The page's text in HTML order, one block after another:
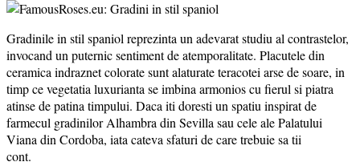
Gradinile in stil spaniol reprezinta un adevarat studiu al contrastelor,
invocand un puternic sentiment de atemporalitate. Placutele din
ceramica indraznet colorate sunt alaturate teracotei arse de soare, in
timp ce vegetatia luxurianta se imbina armonios cu fierul si piatra
atinse de patina timpului. Daca iti doresti un spatiu inspirat de
farmecul gradinilor Alhambra din Sevilla sau cele ale Palatului
Viana din Cordoba, iata cateva sfaturi de care trebuie sa tii
cont.